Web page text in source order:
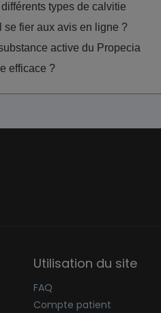
types de calvitie
se fier aux avis en ligne ?
active du Propecia
efficace ?
Utilisation du site
FAQ
Compte patient